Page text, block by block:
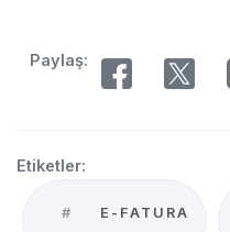
Paylaş:
Etiketler:
# E-FATURA